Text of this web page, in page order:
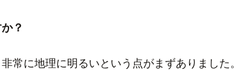
？
常に地理に明るいという点がまずありました。